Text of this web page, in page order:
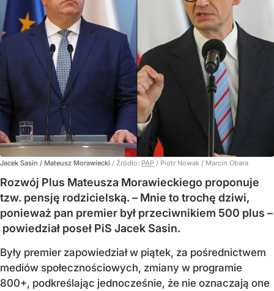
Jacek Sasin / Mateusz Morawiecki / Źródło: PAP / Piotr Nowak / Marcin Obara
Rozwój Plus Mateusza Morawieckiego proponuje
tzw. pensję rodzicielską. – Mnie to trochę dziwi,
ponieważ pan premier był przeciwnikiem 500 plus –
powiedział poseł PiS Jacek Sasin.
Były premier zapowiedział w piątek, za pośrednictwem
mediów społecznościowych, zmiany w programie
800+, podkreślając jednocześnie, że nie oznaczają one